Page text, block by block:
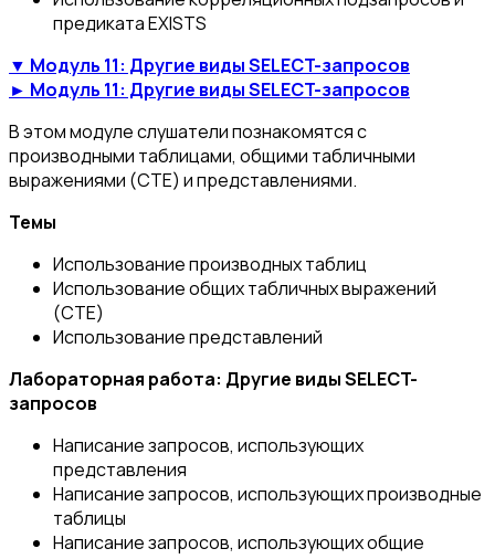
предиката EXISTS
▼ Модуль 11: Другие виды SELECT-запросов
► Модуль 11: Другие виды SELECT-запросов
В этом модуле слушатели познакомятся с
производными таблицами, общими табличными
выражениями (CTE) и представлениями.
Темы
Использование производных таблиц
Использование общих табличных выражений
(CTE)
Использование представлений
Лабораторная работа: Другие виды SELECT-
запросов
Написание запросов, использующих
представления
Написание запросов, использующих производные
таблицы
Написание запросов, использующих общие